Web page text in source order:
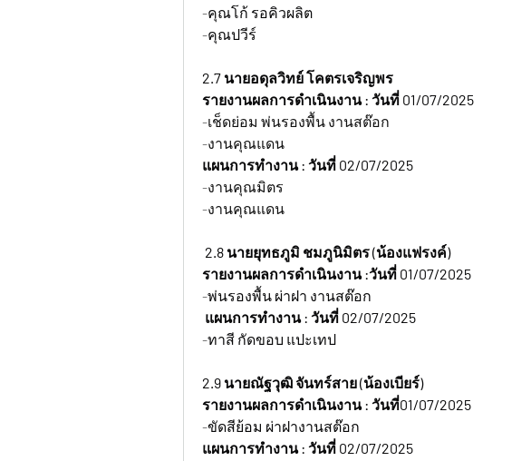
-คุณโก้ รอคิวผลิต
-คุณปวีร์
2.7 นายอดุลวิทย์ โคตรเจริญพร
รายงานผลการดำเนินงาน : วันที่ 01/07/2025
-เช็ดย่อม พ่นรองพื้น งานสต๊อก
-งานคุณแดน
แผนการทำงาน : วันที่ 02/07/2025
-งานคุณมิตร
-งานคุณแดน
2.8 นายยุทธภูมิ ชมภูนิมิตร (น้องแฟรงค์)
รายงานผลการดำเนินงาน :วันที่ 01/07/2025
-พ่นรองพื้น ผ่าฝา งานสต๊อก
แผนการทำงาน : วันที่ 02/07/2025
-ทาสี กัดขอบ แปะเทป
2.9 นายณัฐวุฒิ จันทร์สาย (น้องเบียร์)
รายงานผลการดำเนินงาน : วันที่01/07/2025
-ขัดสีย้อม ผ่าฝางานสต๊อก
แผนการทำงาน : วันที่ 02/07/2025